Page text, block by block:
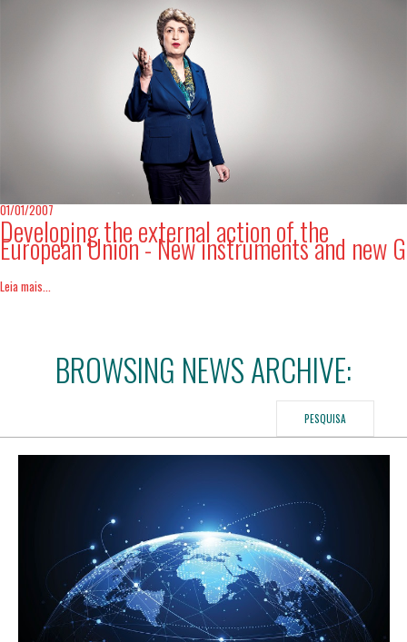
01/01/2007
Developing the external action of the
European Union - New instruments and new G
Leia mais...
BROWSING NEWS ARCHIVE:
PESQUISA